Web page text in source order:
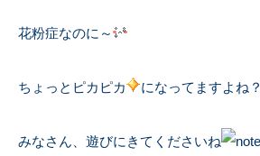
花粉症なのに～
ちょっとピカピカ になってますよね？
みなさん、遊びにきてくださいね